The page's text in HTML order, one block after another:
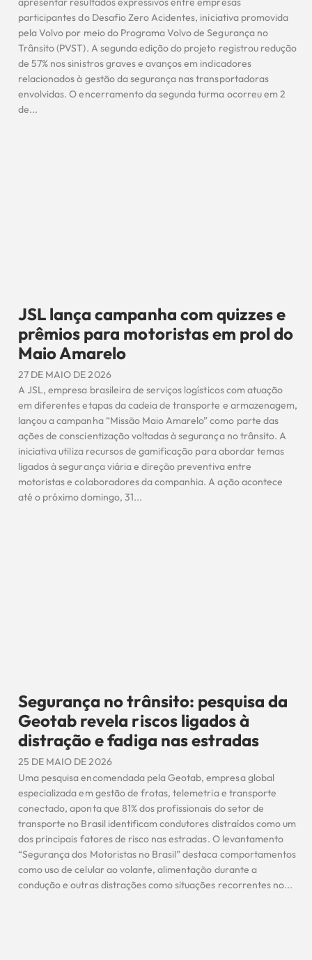
participantes do Desafio Zero Acidentes, iniciativa promovida
pela Volvo por meio do Programa Volvo de Segurança no
Trânsito (PVST). A segunda edição do projeto registrou redução
de 57% nos sinistros graves e avanços em indicadores
relacionados à gestão da segurança nas transportadoras
envolvidas. O encerramento da segunda turma ocorreu em 2
de...
JSL lança campanha com quizzes e
prêmios para motoristas em prol do
Maio Amarelo
27 DE MAIO DE 2026
A JSL, empresa brasileira de serviços logísticos com atuação
em diferentes etapas da cadeia de transporte e armazenagem,
lançou a campanha “Missão Maio Amarelo” como parte das
ações de conscientização voltadas à segurança no trânsito. A
iniciativa utiliza recursos de gamificação para abordar temas
ligados à segurança viária e direção preventiva entre
motoristas e colaboradores da companhia. A ação acontece
até o próximo domingo, 31...
Segurança no trânsito: pesquisa da
Geotab revela riscos ligados à
distração e fadiga nas estradas
25 DE MAIO DE 2026
Uma pesquisa encomendada pela Geotab, empresa global
especializada em gestão de frotas, telemetria e transporte
conectado, aponta que 81% dos profissionais do setor de
transporte no Brasil identificam condutores distraídos como um
dos principais fatores de risco nas estradas. O levantamento
“Segurança dos Motoristas no Brasil” destaca comportamentos
como uso de celular ao volante, alimentação durante a
condução e outras distrações como situações recorrentes no...